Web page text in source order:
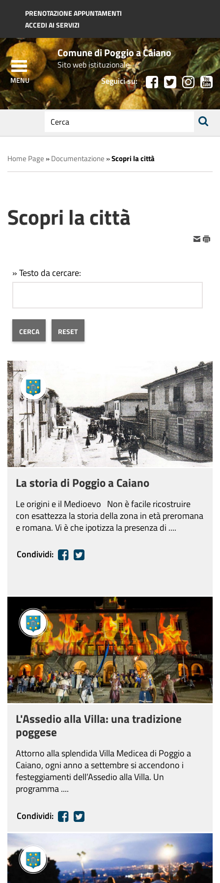
Regione Toscana
PRENOTAZIONE APPUNTAMENTI
ACCEDI AI SERVIZI
Comune di Poggio a Caiano
Sito web istituzionale
Seguici su:
testo
da
cercare
ricerca
Home Page »Documentazione »Scopri la città
Scopri la città
» Testo da cercare:
La storia di Poggio a Caiano
Le origini e il Medioevo Non è facile ricostruire
con esattezza la storia della zona in età preromana
e romana. Vi è che ipotizza la presenza di ....
Condividi:
L'Assedio alla Villa: una tradizione
poggese
Attorno alla splendida Villa Medicea di Poggio a
Caiano, ogni anno a settembre si accendono i
festeggiamenti dell’Assedio alla Villa. Un
programma ....
Condividi: